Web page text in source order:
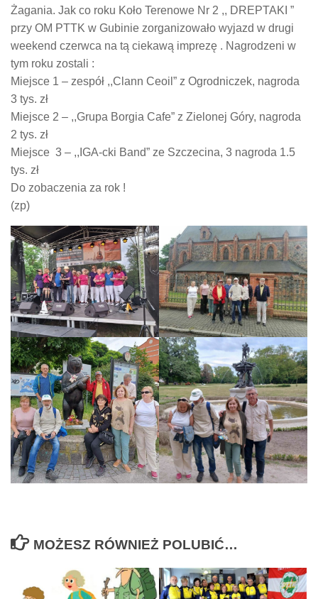
Żagania. Jak co roku Koło Terenowe Nr 2 ,, DREPTAKI ”
przy OM PTTK w Gubinie zorganizowało wyjazd w drugi
weekend czerwca na tą ciekawą imprezę . Nagrodzeni w
tym roku zostali :
Miejsce 1 – zespół ,,Clann Ceoil” z Ogrodniczek, nagroda
3 tys. zł
Miejsce 2 – ,,Grupa Borgia Cafe” z Zielonej Góry, nagroda
2 tys. zł
Miejsce 3 – ,,IGA-cki Band” ze Szczecina, 3 nagroda 1.5
tys. zł
Do zobaczenia za rok !
(zp)
MOŻESZ RÓWNIEŻ POLUBIĆ…